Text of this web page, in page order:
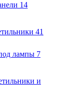
14
41
лампы 7
и